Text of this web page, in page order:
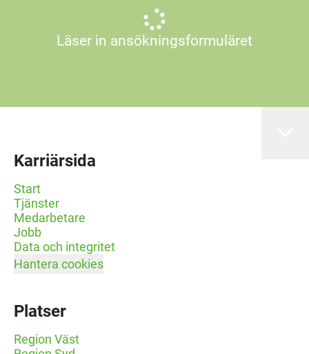
Läser in ansökningsformuläret
Karriärsida
Start
Tjänster
Medarbetare
Jobb
Data och integritet
Hantera cookies
Platser
Region Väst